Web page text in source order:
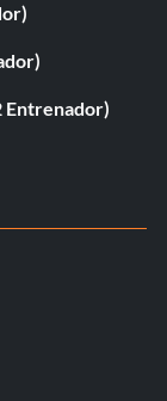
Entrenador)